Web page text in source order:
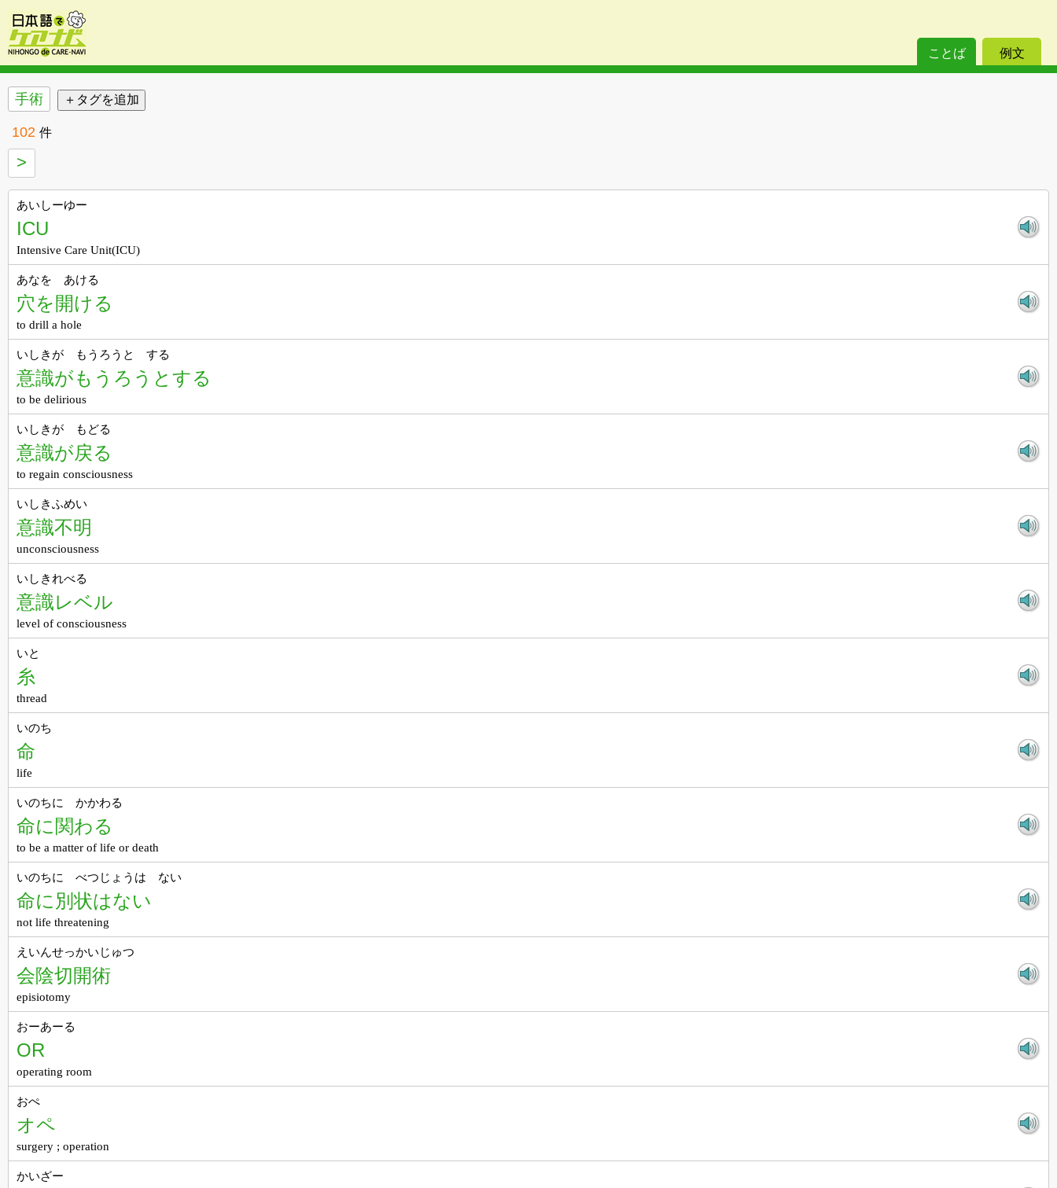
ことば 例文
手術
102 件
>
あいしーゆー
ICU
Intensive Care Unit(ICU)
あなを あける
穴を開ける
to drill a hole
いしきが もうろうと する
意識がもうろうとする
to be delirious
いしきが もどる
意識が戻る
to regain consciousness
いしきふめい
意識不明
unconsciousness
いしきれべる
意識レベル
level of consciousness
いと
糸
thread
いのち
命
life
いのちに かかわる
命に関わる
to be a matter of life or death
いのちに べつじょうは ない
命に別状はない
not life threatening
えいんせっかいじゅつ
会陰切開術
episiotomy
おーあーる
OR
operating room
おぺ
オペ
surgery ; operation
かいざー